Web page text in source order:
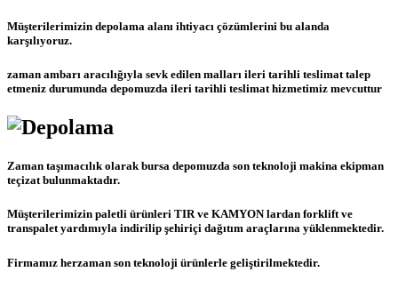
Müşterilerimizin depolama alanı ihtiyacı çözümlerini bu alanda
karşılıyoruz.
zaman ambarı aracılığıyla sevk edilen malları ileri tarihli teslimat talep
etmeniz durumunda depomuzda ileri tarihli teslimat hizmetimiz mevcuttur
Zaman taşımacılık olarak bursa depomuzda son teknoloji makina ekipman
teçizat bulunmaktadır.
Müşterilerimizin paletli ürünleri TIR ve KAMYON lardan forklift ve
transpalet yardımıyla indirilip şehiriçi dağıtım araçlarına yüklenmektedir.
Firmamız herzaman son teknoloji ürünlerle geliştirilmektedir.